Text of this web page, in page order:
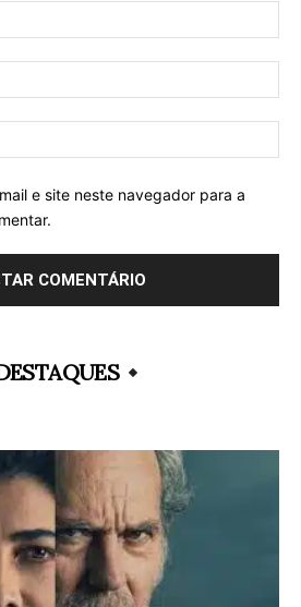
e site neste navegador para a